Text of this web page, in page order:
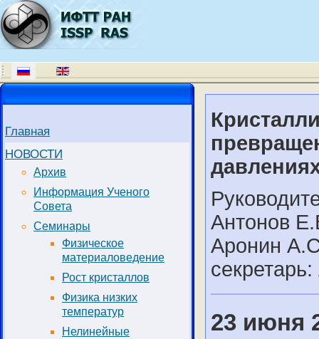
Главная
НОВОСТИ
Архив
Информация Ученого
Совета
Семинары
Физическое
материаловедение
Рост кристаллов
Физика низких
температур
Нелинейные
Антонов
Аронин
23 июня